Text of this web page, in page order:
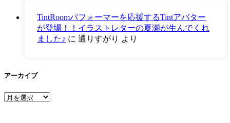
TintRoomパフォーマーを応援するTintアバター
が登場！！イラストレターの夏瀬が生んでくれ
ました♪ に 通りすがり より
アーカイブ
ア